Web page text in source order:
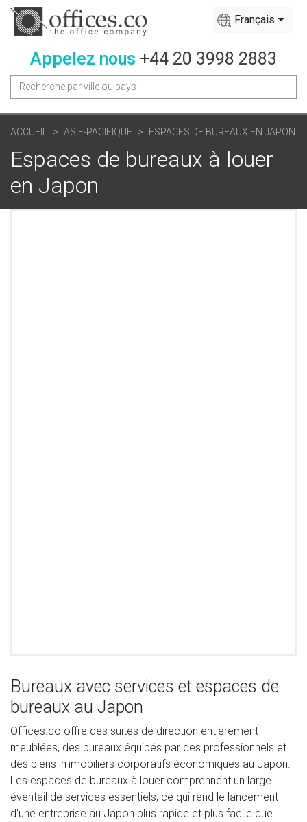
Français
Appelez nous +44 20 3998 2883
ACCUEIL ASIE-PACIFIQUE ESPACES DE BUREAUX EN JAPON
Espaces de bureaux à louer
en Japon
Bureaux avec services et espaces de
bureaux au Japon
Offices.co offre des suites de direction entièrement
meublées, des bureaux équipés par des professionnels et
des biens immobiliers corporatifs économiques au Japon.
Les espaces de bureaux à louer comprennent un large
éventail de services essentiels, ce qui rend le lancement
d'une entreprise au Japon plus rapide et plus facile que